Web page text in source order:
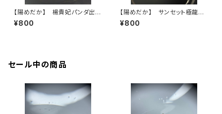
【陽めだか】 楊貴妃パンダ出
目 若魚 2ペア＋オマケ3匹
【現物】
¥800
【陽めだか】 サンセット極龍
9匹【現物】
¥800
セール中の商品